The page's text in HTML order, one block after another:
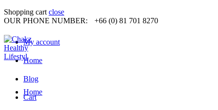
Shopping cart close
OUR PHONE NUMBER:
+66 (0) 81 701 8270
My account
Home
Blog
Cart
Home